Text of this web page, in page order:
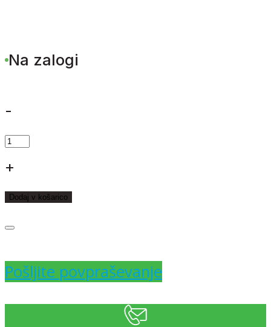
bila:
Na zalogi
-
ŠIPEK
PIK
BEL
18mm
količina
+
Dodaj v košarico
Pošljite povpraševanje